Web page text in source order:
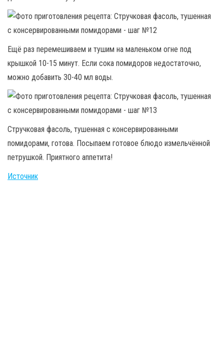
Ещё раз перемешиваем и тушим на маленьком огне под
крышкой 10-15 минут. Если сока помидоров недостаточно,
можно добавить 30-40 мл воды.
Стручковая фасоль, тушенная с консервированными
помидорами, готова. Посыпаем готовое блюдо измельчённой
петрушкой. Приятного аппетита!
Источник